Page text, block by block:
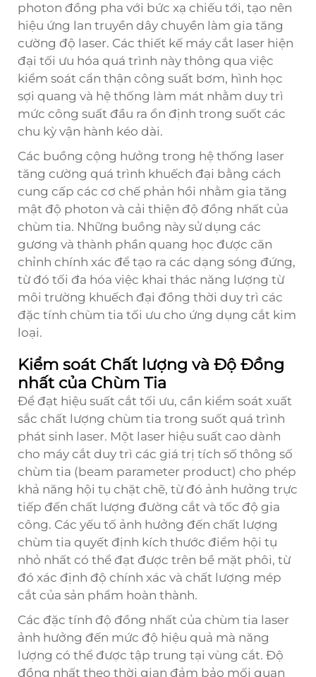
photon đồng pha với bức xạ chiếu tới, tạo nên
hiệu ứng lan truyền dây chuyền làm gia tăng
cường độ laser. Các thiết kế máy cắt laser hiện
đại tối ưu hóa quá trình này thông qua việc
kiểm soát cẩn thận công suất bơm, hình học
sợi quang và hệ thống làm mát nhằm duy trì
mức công suất đầu ra ổn định trong suốt các
chu kỳ vận hành kéo dài.
Các buồng cộng hưởng trong hệ thống laser
tăng cường quá trình khuếch đại bằng cách
cung cấp các cơ chế phản hồi nhằm gia tăng
mật độ photon và cải thiện độ đồng nhất của
chùm tia. Những buồng này sử dụng các
gương và thành phần quang học được căn
chỉnh chính xác để tạo ra các dạng sóng đứng,
từ đó tối đa hóa việc khai thác năng lượng từ
môi trường khuếch đại đồng thời duy trì các
đặc tính chùm tia tối ưu cho ứng dụng cắt kim
loại.
Kiểm soát Chất lượng và Độ Đồng
nhất của Chùm Tia
Để đạt hiệu suất cắt tối ưu, cần kiểm soát xuất
sắc chất lượng chùm tia trong suốt quá trình
phát sinh laser. Một laser hiệu suất cao dành
cho máy cắt duy trì các giá trị tích số thông số
chùm tia (beam parameter product) cho phép
khả năng hội tụ chặt chẽ, từ đó ảnh hưởng trực
tiếp đến chất lượng đường cắt và tốc độ gia
công. Các yếu tố ảnh hưởng đến chất lượng
chùm tia quyết định kích thước điểm hội tụ
nhỏ nhất có thể đạt được trên bề mặt phôi, từ
đó xác định độ chính xác và chất lượng mép
cắt của sản phẩm hoàn thành.
Các đặc tính độ đồng nhất của chùm tia laser
ảnh hưởng đến mức độ hiệu quả mà năng
lượng có thể được tập trung tại vùng cắt. Độ
đồng nhất theo thời gian đảm bảo mối quan